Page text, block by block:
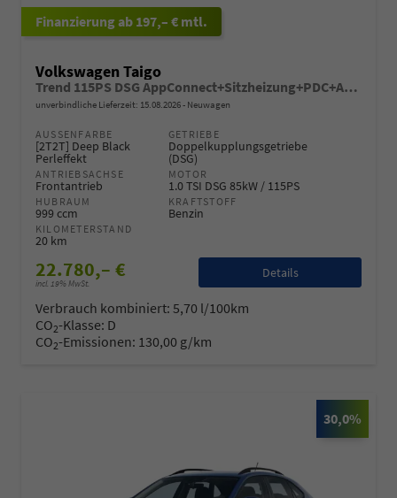
ab 197,– € mtl.
Volkswagen Taigo
Trend 115PS DSG AppConnect+Sitzheizung+PDC+Alu16+LED+DAB+FrontAssist
unverbindliche Lieferzeit: 15.08.2026 Neuwagen
AUSSENFARBE
[2T2T] Deep Black
Perleffekt
GETRIEBE
Doppelkupplungsgetriebe
(DSG)
ANTRIEBSACHSE
Frontantrieb
MOTOR
1.0 TSI DSG 85kW / 115PS
HUBRAUM
999 ccm
KRAFTSTOFF
Benzin
KILOMETERSTAND
20 km
22.780,– €
incl. 19% MwSt.
Details
Verbrauch kombiniert: 5,70 l/100km
CO2-Klasse: D
CO2-Emissionen: 130,00 g/km
30,0%